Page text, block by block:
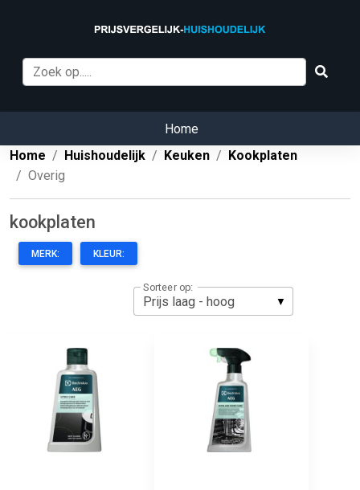
Home
Home
Huishoudelijk Keuken
Kookplaten
Overig
kookplaten
MERK: KLEUR:
Sorteer op: